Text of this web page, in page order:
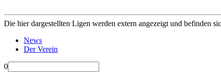
Die hier dargestellten Ligen werden extern angezeigt und befinden
News
Der Verein
0